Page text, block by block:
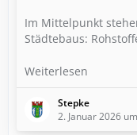
Im Mittelpunkt
Städtebaus:
Weiterlesen
Stepke
2. Januar 2026